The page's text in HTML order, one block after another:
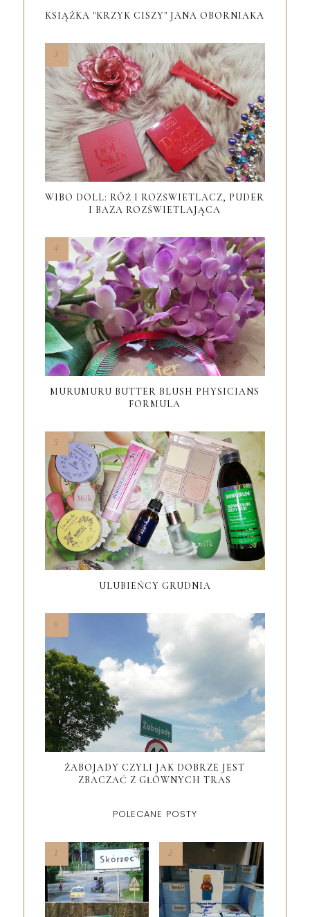
KSIĄŻKA "KRZYK CISZY" JANA OBORNIAKA
WIBO DOLL: RÓŻ I ROZŚWIETLACZ, PUDER
I BAZA ROZŚWIETLAJĄCA
MURUMURU BUTTER BLUSH PHYSICIANS
FORMULA
ULUBIEŃCY GRUDNIA
ŻABOJADY CZYLI JAK DOBRZE JEST
ZBACZAĆ Z GŁÓWNYCH TRAS
POLECANE POSTY